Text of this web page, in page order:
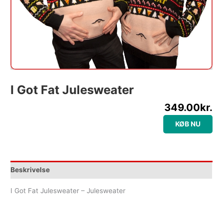
I Got Fat Julesweater
349.00kr.
KØB NU
Beskrivelse
I Got Fat Julesweater – Julesweater